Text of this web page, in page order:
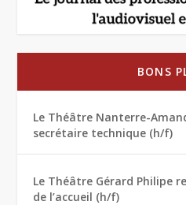
BONS
Le Théâtre Nanterre-
secrétaire technique (h/f)
Le Théâtre Gérard Philipe
de l’accueil (h/f)